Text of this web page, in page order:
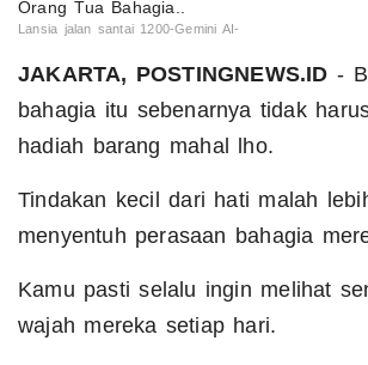
Lansia jalan santai 1200-Gemini AI-
JAKARTA, POSTINGNEWS.ID -
bahagia itu sebenarnya tidak
hadiah barang mahal lho.
Tindakan kecil dari hati malah
menyentuh perasaan bahagia
Kamu pasti selalu ingin melihat
wajah mereka setiap hari.